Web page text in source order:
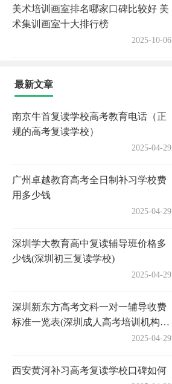
美术培训画室排名哪家口碑比较好 美
术集训画室十大排行榜
2025-10-06
最新文章
南京牛首复读学校高考教育电话（正
规的高考复读学校）
2025-04-29
广州卓越教育高考全日制补习学校费
用多少钱
2025-04-29
深圳学大教育高中复读辅导班价格多
少钱(深圳初三复读学校)
2025-04-29
深圳新东方高考文科一对一辅导收费
标准一览表(深圳成人高考培训机构有
2025-04-29
西安黄河补习高考复读学校口碑如何